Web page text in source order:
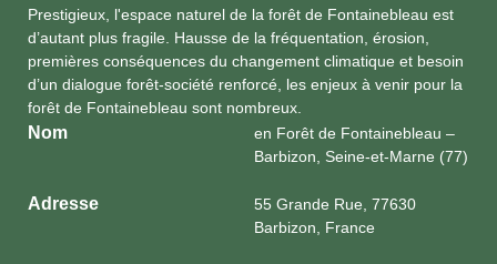
Prestigieux, l'espace naturel de la forêt de Fontainebleau est
d’autant plus fragile. Hausse de la fréquentation, érosion,
premières conséquences du changement climatique et besoin
d’un dialogue forêt-société renforcé, les enjeux à venir pour la
forêt de Fontainebleau sont nombreux.
Nom
en Forêt de Fontainebleau –
Barbizon, Seine-et-Marne (77)
Adresse
55 Grande Rue, 77630
Barbizon, France